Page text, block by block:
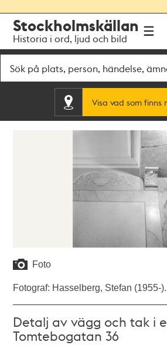
navigationen
huvudinnehållet
Stockholmskällan
Historia i ord, ljud och bild
Visa vad som finns
Foto
Fotograf: Hasselberg, Stefan (1955-).
Detalj av vägg och tak i
Tomtebogatan 36